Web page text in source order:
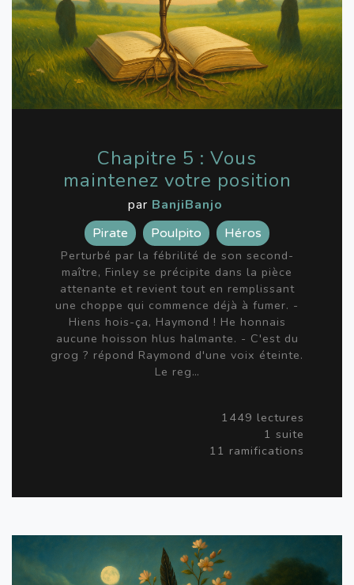
Chapitre 5 : Vous
maintenez votre position
par BanjiBanjo
Pirate Poulpito
Héros
Perturbé par la fébrilité de son second-
maître, Finley se précipite dans la pièce
attenante et revient tout en remplissant
une choppe qui commence déjà à fumer. -
Hiens hois-ça, Haymond ! He honnais
aucune hoisson hlus halmante. - C'est du
grog ? répond Raymond d'une voix éteinte.
Le reg…
1449 lectures
1 suite
11 ramifications